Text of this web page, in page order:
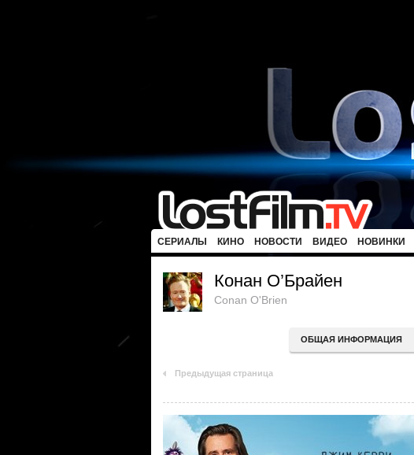
СЕРИАЛЫ КИНО НОВОСТИ ВИДЕО НОВИНКИ
Конан О’Брайен
Conan O'Brien
ОБЩАЯ ИНФОРМАЦИЯ
Предыдущая страница